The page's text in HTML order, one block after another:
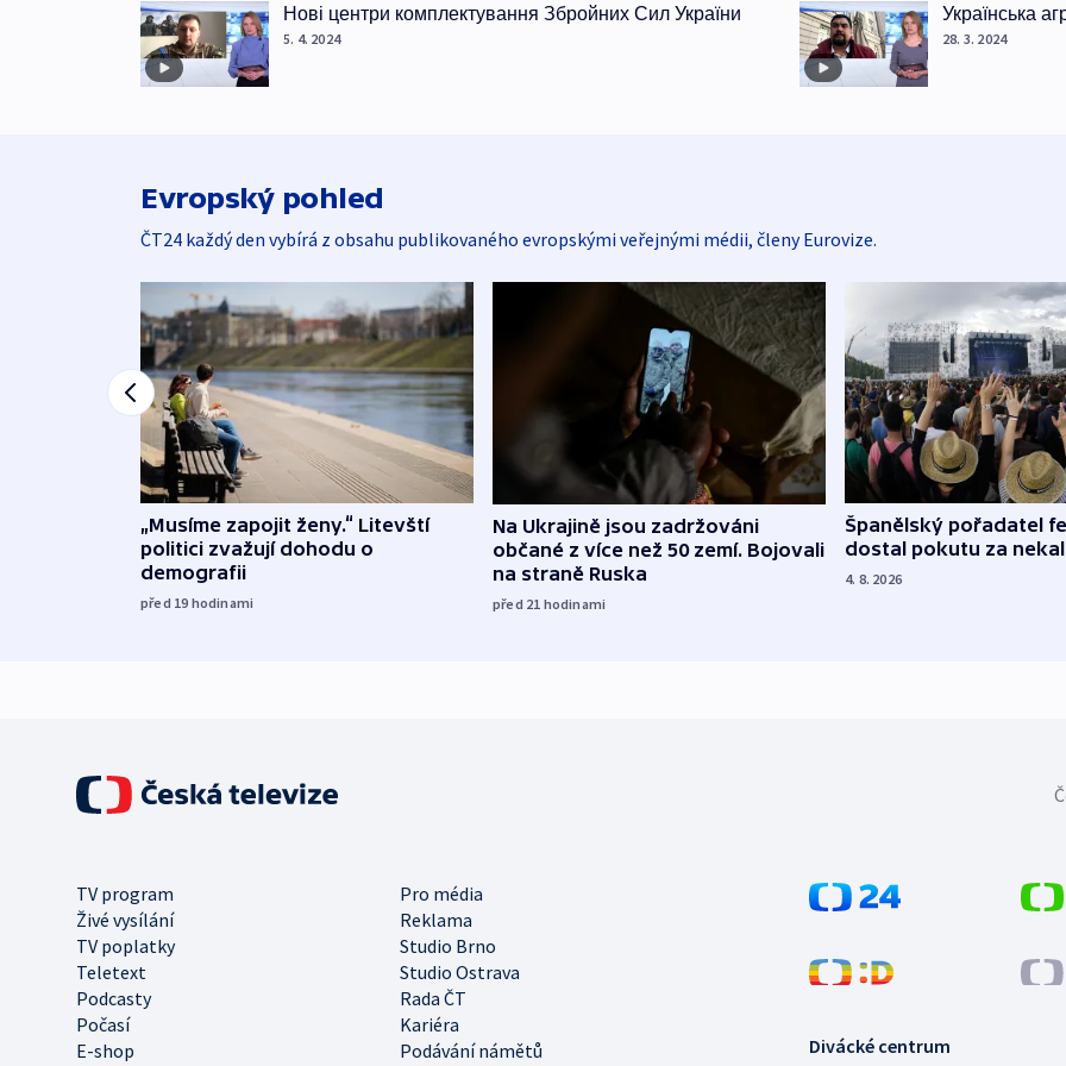
Нові центри комплектування Збройних Сил України
5. 4. 2024
Українська
28. 3. 2024
Evropský pohled
ČT24 každý den vybírá z obsahu publikovaného evropskými veřejnými médii, členy Eurovize.
„Musíme zapojit ženy.“ Litevští
politici zvažují dohodu o
demografii
před 19 hodinami
Na Ukrajině jsou zadržováni
občané z více než 50 zemí. Bojovali
na straně Ruska
před 21 hodinami
Španělský pořadatel
dostal pokutu za
4. 8. 2026
TV program
Pro média
Živé vysílání
Reklama
TV poplatky
Studio Brno
Teletext
Studio Ostrava
Podcasty
Rada ČT
Počasí
Kariéra
E-shop
Podávání námětů
Divácké centrum